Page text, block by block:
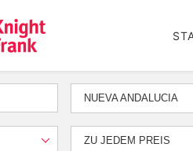
NUEVA ANDALUCIA
ZU JEDEM PREIS